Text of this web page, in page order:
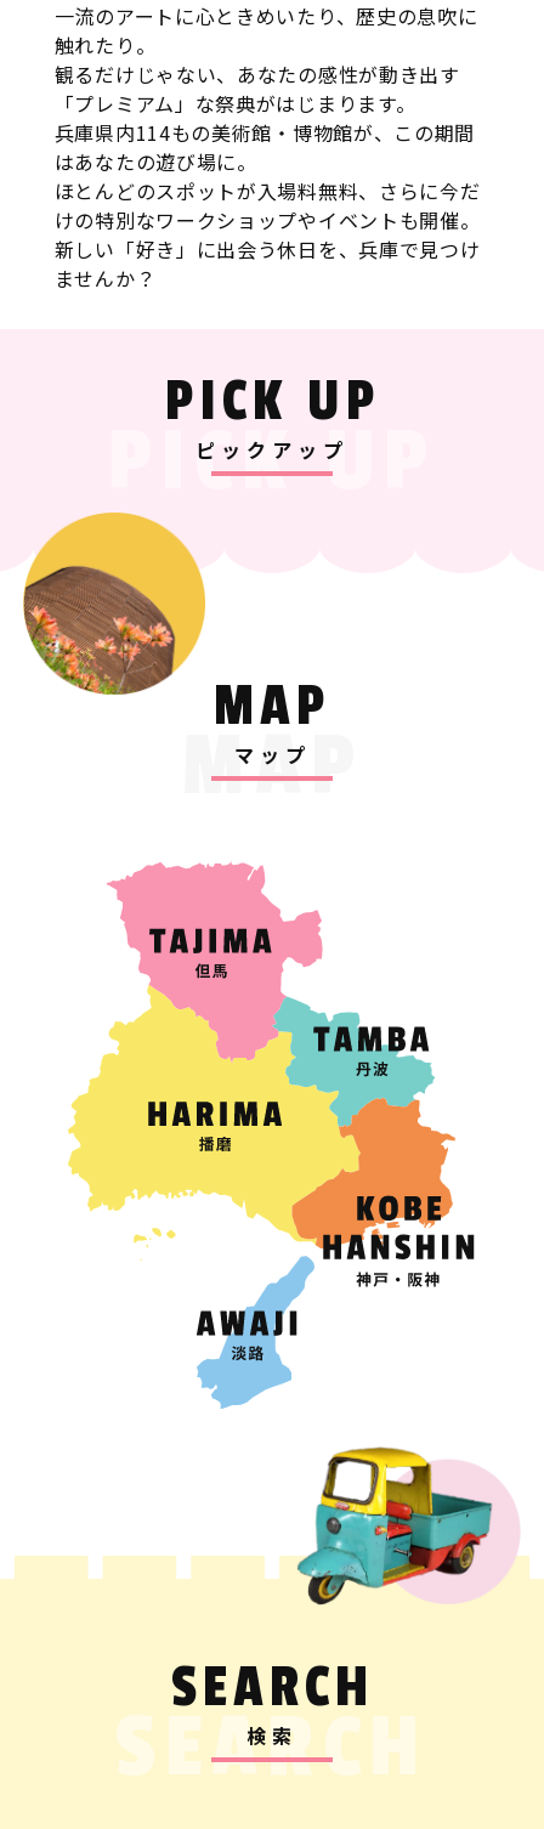
一流のアートに心ときめいたり、歴史の息吹に
触れたり。
観るだけじゃない、あなたの感性が動き出す
「プレミアム」な祭典がはじまります。
兵庫県内114もの美術館・博物館が、この期間
はあなたの遊び場に。
ほとんどのスポットが入場料無料、さらに今だ
けの特別なワークショップやイベントも開催。
新しい「好き」に出会う休日を、兵庫で見つけ
ませんか？
PICK UP
ピックアップ
PICK UP
MAP
マップ
MAP
SEARCH
検索
SEARCH